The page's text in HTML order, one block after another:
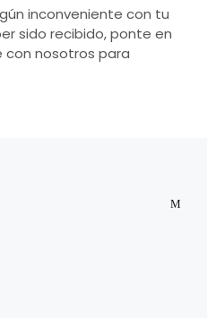
inconveniente con tu
sido recibido, ponte en
nosotros para